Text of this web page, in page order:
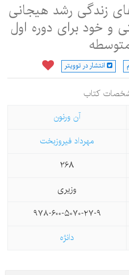
زندگی رشد هیجانی
و خود برای دوره اول
انتشار در توویتر
كتاب
آن ورنون
مهرداد فیروزبخت
268
وزیری
۹۷۸-۶۰۰-۵۰۷۰-۲۷-۹
دانژه